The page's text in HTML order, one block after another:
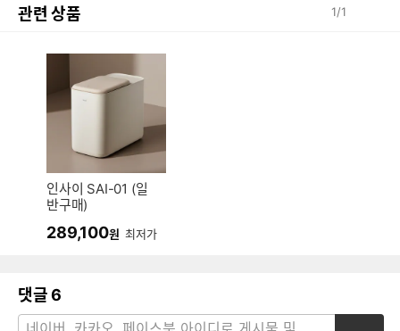
관련 상품 1/1
인사이 SAI-01 (일
반구매)
289,100원 최저가
댓글6